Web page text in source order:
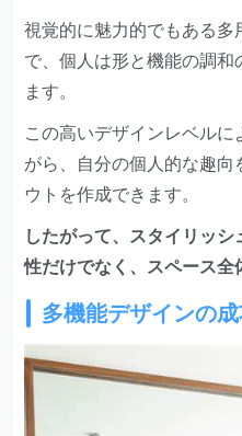
視覚的に魅力的でもある多
で、個人は形と機能の調和
ます。
この高いデザインレベル
がら、自分の個人的な趣
ウトを作成できます。
したがって、スタイリッ
性だけでなく、スペース全
多機能デザインの成